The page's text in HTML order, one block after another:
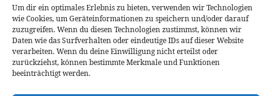
Um dir ein optimales Erlebnis zu bieten, verwenden wir Technologien
wie Cookies, um Geräteinformationen zu speichern und/oder darauf
zuzugreifen. Wenn du diesen Technologien zustimmst, können wir
Daten wie das Surfverhalten oder eindeutige IDs auf dieser Website
verarbeiten. Wenn du deine Einwilligung nicht erteilst oder
zurückziehst, können bestimmte Merkmale und Funktionen
beeinträchtigt werden.
Impressum
Bekennende Evangelisch-Reformierte Gemeinde Nordhorn
Bekennende Evangelisch-Reformierte Gemeinde Gießen
Bekennende Evangelisch-Reformierte Gemeinde Tübingen
Akademie für Reformatorische Theologie
Bekennende Kirche (kostenlose Zeitschrift)